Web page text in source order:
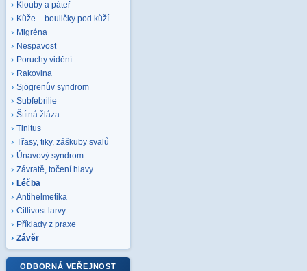
Klouby a páteř
Kůže – bouličky pod kůží
Migréna
Nespavost
Poruchy vidění
Rakovina
Sjögrenův syndrom
Subfebrilie
Štítná žláza
Tinitus
Třasy, tiky, záškuby svalů
Únavový syndrom
Závratě, točení hlavy
Léčba
Antihelmetika
Citlivost larvy
Příklady z praxe
Závěr
ODBORNÁ VEŘEJNOST